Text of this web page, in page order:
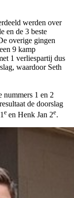
werden over
en de 3 beste
overige gingen
9 kamp
1 verliespartij dus
waardoor Seth
nummers 1 en 2
de doorslag
e en Henk Jan 2e.